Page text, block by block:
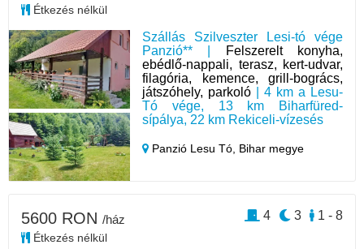
Szállás Szilveszter Lesi-tó vége
Panzió** |
Felszerelt konyha,
ebédlő-nappali, terasz, kert-udvar,
filagória, kemence, grill-bogrács,
játszóhely, parkoló | 4 km a Lesu-
Tó vége, 13 km Biharfüred-
sípálya, 22 km Rekiceli-vízesés
Panzió Lesu Tó, Bihar megye
Étkezés nélkül
5600 RON /ház
Étkezés nélkül
1 - 8
3
4